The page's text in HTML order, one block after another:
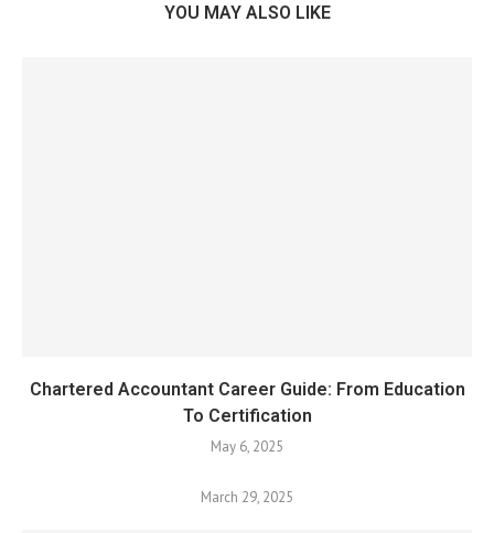
YOU MAY ALSO LIKE
Chartered Accountant Career Guide: From Education
To Certification
May 6, 2025
March 29, 2025